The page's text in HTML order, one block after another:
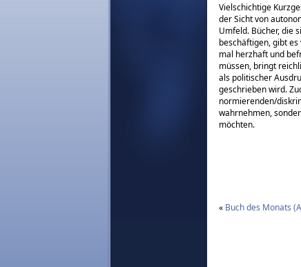
Vielschichtige
der Sicht von
Umfeld. Bücher, die
beschäftigen, gibt
mal herzhaft und
müssen, bringt
als politischer
geschrieben wird.
normierenden/
wahrnehmen,
möchten.
« Buch des Monats